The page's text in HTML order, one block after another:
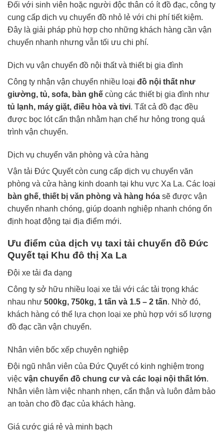
Đối với sinh viên hoặc người độc thân có ít đồ đạc, công ty
cung cấp dịch vụ chuyển đồ nhỏ lẻ với chi phí tiết kiệm.
Đây là giải pháp phù hợp cho những khách hàng cần vận
chuyển nhanh nhưng vẫn tối ưu chi phí.
Dịch vụ vận chuyển đồ nội thất và thiết bị gia đình
Công ty nhận vận chuyển nhiều loại đồ nội thất như
giường, tủ, sofa, bàn ghế cùng các thiết bị gia đình như
tủ lạnh, máy giặt, điều hòa và tivi. Tất cả đồ đạc đều
được bọc lót cẩn thận nhằm hạn chế hư hỏng trong quá
trình vận chuyển.
Dịch vụ chuyển văn phòng và cửa hàng
Vận tải Đức Quyết còn cung cấp dịch vụ chuyển văn
phòng và cửa hàng kinh doanh tại khu vực Xa La. Các loại
bàn ghế, thiết bị văn phòng và hàng hóa sẽ được vận
chuyển nhanh chóng, giúp doanh nghiệp nhanh chóng ổn
định hoạt động tại địa điểm mới.
Ưu điểm của dịch vụ taxi tải chuyển đồ Đức
Quyết tại Khu đô thị Xa La
Đội xe tải đa dạng
Công ty sở hữu nhiều loại xe tải với các tải trọng khác
nhau như 500kg, 750kg, 1 tấn và 1.5 – 2 tấn. Nhờ đó,
khách hàng có thể lựa chọn loại xe phù hợp với số lượng
đồ đạc cần vận chuyển.
Nhân viên bốc xếp chuyên nghiệp
Đội ngũ nhân viên của Đức Quyết có kinh nghiệm trong
việc vận chuyển đồ chung cư và các loại nội thất lớn.
Nhân viên làm việc nhanh nhẹn, cẩn thận và luôn đảm bảo
an toàn cho đồ đạc của khách hàng.
Giá cước giá rẻ và minh bạch